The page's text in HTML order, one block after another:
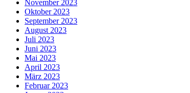
November 2023
Oktober 2023
September 2023
August 2023
Juli 2023
Juni 2023
Mai 2023
April 2023
März 2023
Februar 2023